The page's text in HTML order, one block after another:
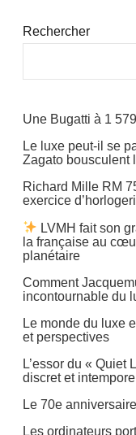
Rechercher
Une Bugatti à 1
Le luxe peut-il se
Zagato bousculent
Richard Mille RM
exercice
LVMH fait son
la française au
planétaire
Comment
incontournable du
Le monde du luxe
et perspectives
L’essor du « Quiet
discret et intemporel
Le 70e
Les ordinateurs